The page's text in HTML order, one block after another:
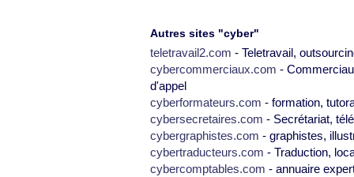
Autres sites "cyber"
teletravail2.com - Teletravail,
cybercommerciaux.com -
d'appel
cyberformateurs.com - formation,
cybersecretaires.com - Secrétariat,
cybergraphistes.com - graphistes,
cybertraducteurs.com - Traduction,
cybercomptables.com - annuaire